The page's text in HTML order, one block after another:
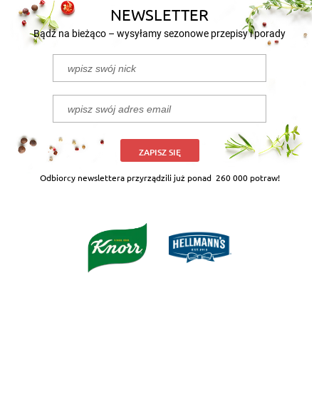
NEWSLETTER
Bądź na bieżąco – wysyłamy sezonowe przepisy i porady
ZAPISZ SIĘ
Odbiorcy newslettera przyrządzili już ponad 260 000 potraw!